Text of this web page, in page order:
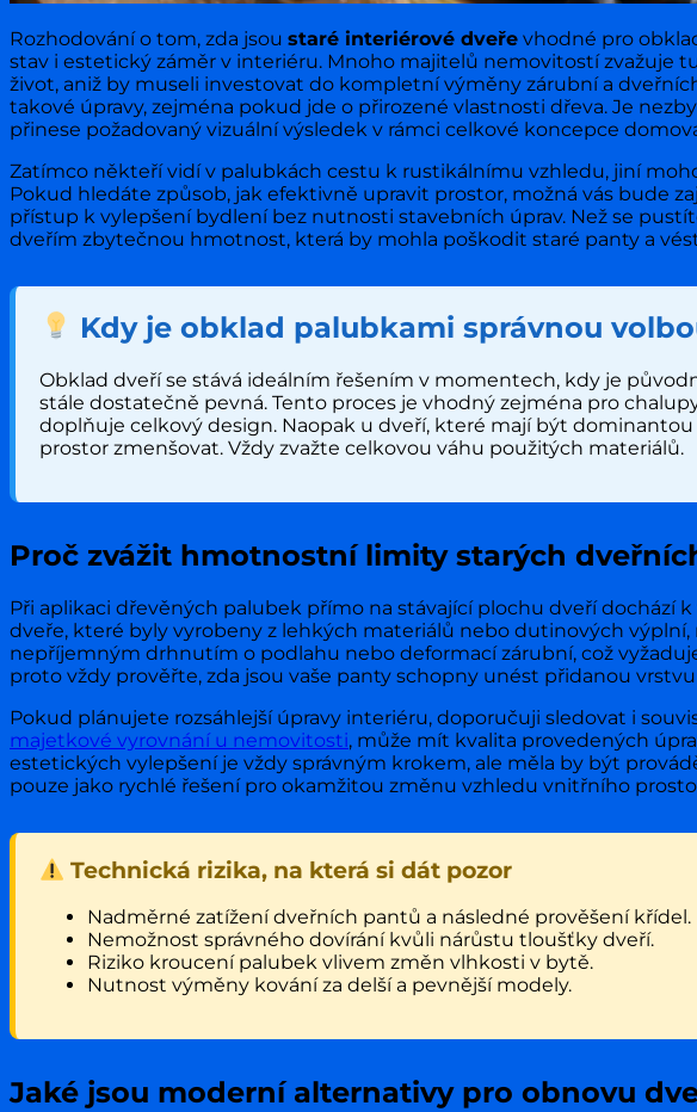
Rozhodování o tom, zda jsou staré interiérové dveře vhodné pro
stav i estetický záměr v interiéru. Mnoho majitelů nemovitostí
život, aniž by museli investovat do kompletní výměny zárubní a
takové úpravy, zejména pokud jde o přirozené vlastnosti dřeva. Je
přinese požadovaný vizuální výsledek v rámci celkové koncepce
Zatímco někteří vidí v palubkách cestu k rustikálnímu vzhledu, jiní
Pokud hledáte způsob, jak efektivně upravit prostor, možná vás bude
přístup k vylepšení bydlení bez nutnosti stavebních úprav. Než se
dveřím zbytečnou hmotnost, která by mohla poškodit staré panty a
Kdy je obklad palubkami správnou
Obklad dveří se stává ideálním řešením v momentech, kdy je
stále dostatečně pevná. Tento proces je vhodný zejména pro
doplňuje celkový design. Naopak u dveří, které mají být
prostor zmenšovat. Vždy zvažte celkovou váhu použitých materiálů.
Proč zvážit hmotnostní limity starých
Při aplikaci dřevěných palubek přímo na stávající plochu dveří dochází
dveře, které byly vyrobeny z lehkých materiálů nebo dutinových
nepříjemným drhnutím o podlahu nebo deformací zárubní, což
proto vždy prověřte, zda jsou vaše panty schopny unést přidanou
Pokud plánujete rozsáhlejší úpravy interiéru, doporučuji sledovat i
majetkové vyrovnání u nemovitosti, může mít kvalita provedených
estetických vylepšení je vždy správným krokem, ale měla by být
pouze jako rychlé řešení pro okamžitou změnu vzhledu vnitřního
Technická rizika, na která si dát pozor
Nadměrné zatížení dveřních pantů a následné prověšení křídel.
Nemožnost správného dovírání kvůli nárůstu tloušťky dveří.
Riziko kroucení palubek vlivem změn vlhkosti v bytě.
Nutnost výměny kování za delší a pevnější modely.
Jaké jsou moderní alternativy pro obnovu